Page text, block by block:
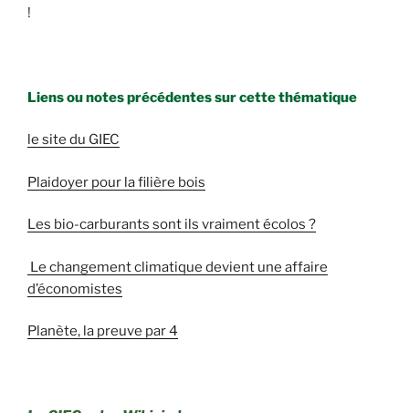
!
Liens ou notes précédentes sur cette thématique
le site du GIEC
Plaidoyer pour la filière bois
Les bio-carburants sont ils vraiment écolos ?
Le changement climatique devient une affaire
d’économistes
Planète, la preuve par 4